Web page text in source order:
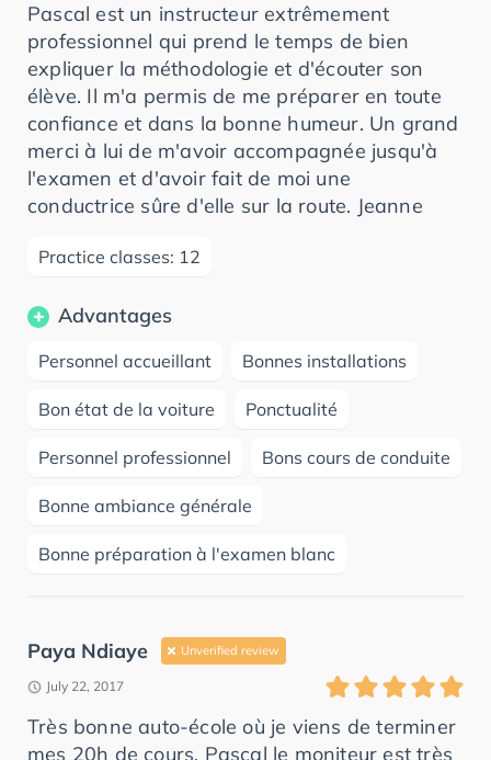
Pascal est un instructeur extrêmement
professionnel qui prend le temps de bien
expliquer la méthodologie et d'écouter son
élève. Il m'a permis de me préparer en toute
confiance et dans la bonne humeur. Un grand
merci à lui de m'avoir accompagnée jusqu'à
l'examen et d'avoir fait de moi une
conductrice sûre d'elle sur la route. Jeanne
Practice classes: 12
Advantages
Personnel accueillant Bonnes installations
Bon état de la voiture Ponctualité
Personnel professionnel Bons cours de conduite
Bonne ambiance générale
Bonne préparation à l'examen blanc
Paya Ndiaye Unverified review
July 22, 2017
Très bonne auto-école où je viens de terminer
mes 20h de cours. Pascal le moniteur est très